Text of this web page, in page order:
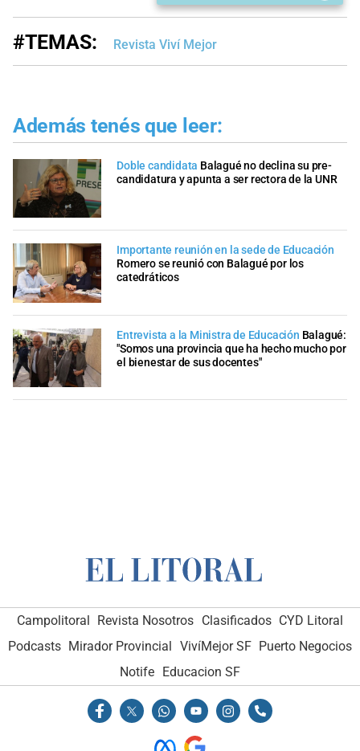
#TEMAS: Revista Viví Mejor
Además tenés que leer:
Doble candidata Balagué no declina su pre-
candidatura y apunta a ser rectora de la UNR
Importante reunión en la sede de Educación
Romero se reunió con Balagué por los
catedráticos
Entrevista a la Ministra de Educación Balagué:
"Somos una provincia que ha hecho mucho por
el bienestar de sus docentes"
Campolitoral Revista Nosotros Clasificados CYD Litoral
Podcasts Mirador Provincial VivíMejor SF Puerto Negocios
Notife Educacion SF